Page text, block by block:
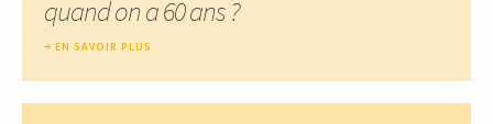
quand on a 60 ans ?
EN SAVOIR PLUS